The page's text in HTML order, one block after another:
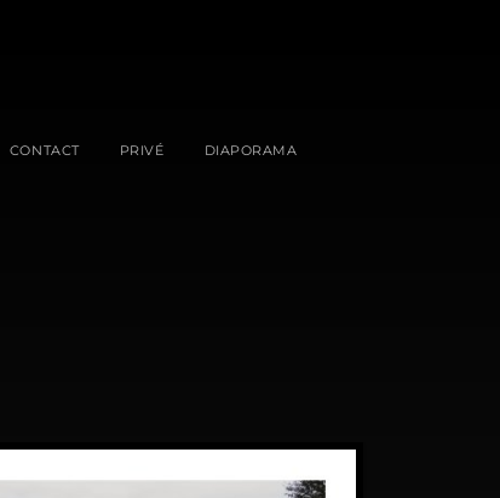
CONTACT PRIVÉ DIAPORAMA